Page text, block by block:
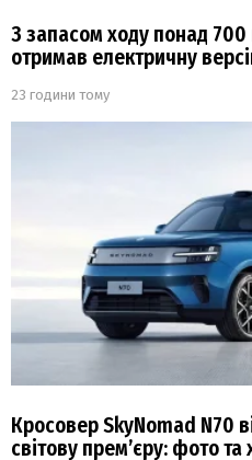
З запасом ходу понад
отримав електричну
23 години тому
Кросовер SkyNomad N70
світову прем’єру: фото та